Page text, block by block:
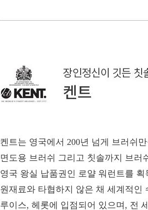
켄트는 영국에서 200년 넘게 브러쉬
면도용 브러쉬 그리고 칫솔까지 브
영국 왕실 납품권인 로얄 워런트를
원재료와 타협하지 않은 채 세계적인
루이스, 헤롯에 입점되어 있으며, 전